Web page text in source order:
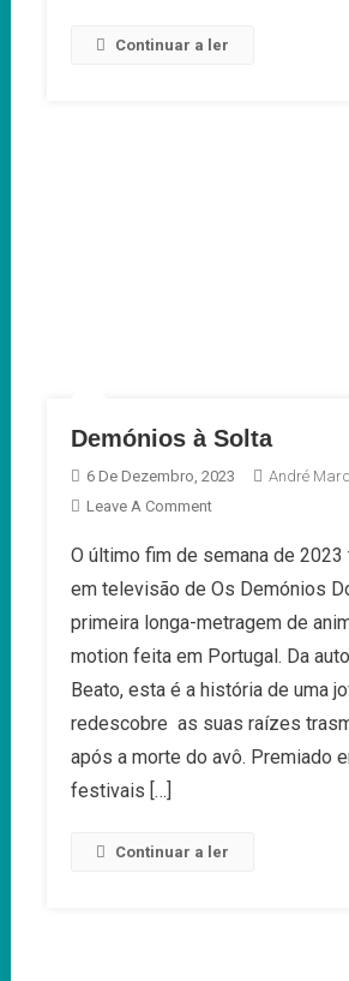
Continuar a ler
Demónios à Solta
6 De Dezembro, 2023
André
Leave A CommentOn
À
Solta
O último fim de semana de
em televisão de Os Demónios
primeira longa-metragem de
motion feita em Portugal. Da
Beato, esta é a história de uma
redescobre as suas raízes
após a morte do avô. Premiado
festivais […]
Continuar a ler